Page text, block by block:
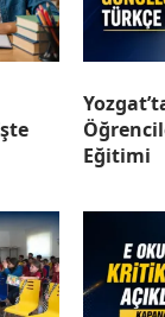
Eğitimi